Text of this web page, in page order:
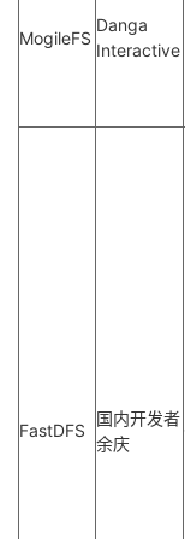
MogileFS
Danga
Interactive
FastDFS
国内开发者
余庆